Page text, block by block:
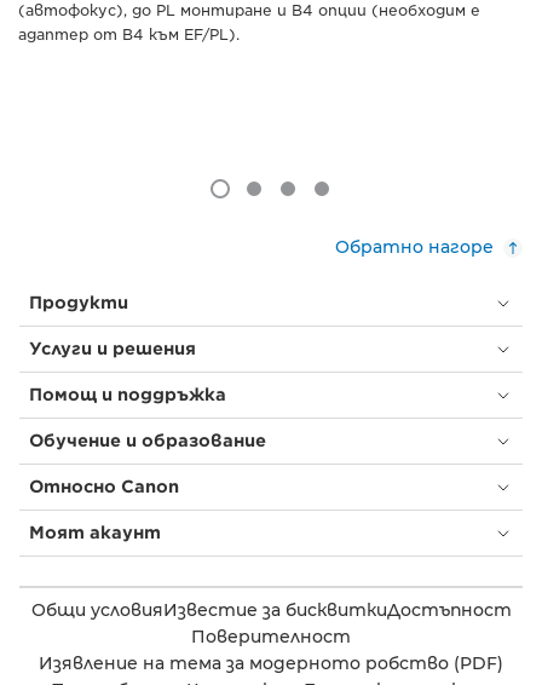
(автофокус), до PL монтиране и B4 опции (необходим е
адаптер от B4 към EF/PL).
Обратно нагоре
Продукти
Услуги и решения
Помощ и поддръжка
Обучение и образование
Относно Canon
Моят акаунт
Общи условияИзвестие за бисквиткиДостъпност
Поверителност
Изявление на тема за модерното робство (PDF)